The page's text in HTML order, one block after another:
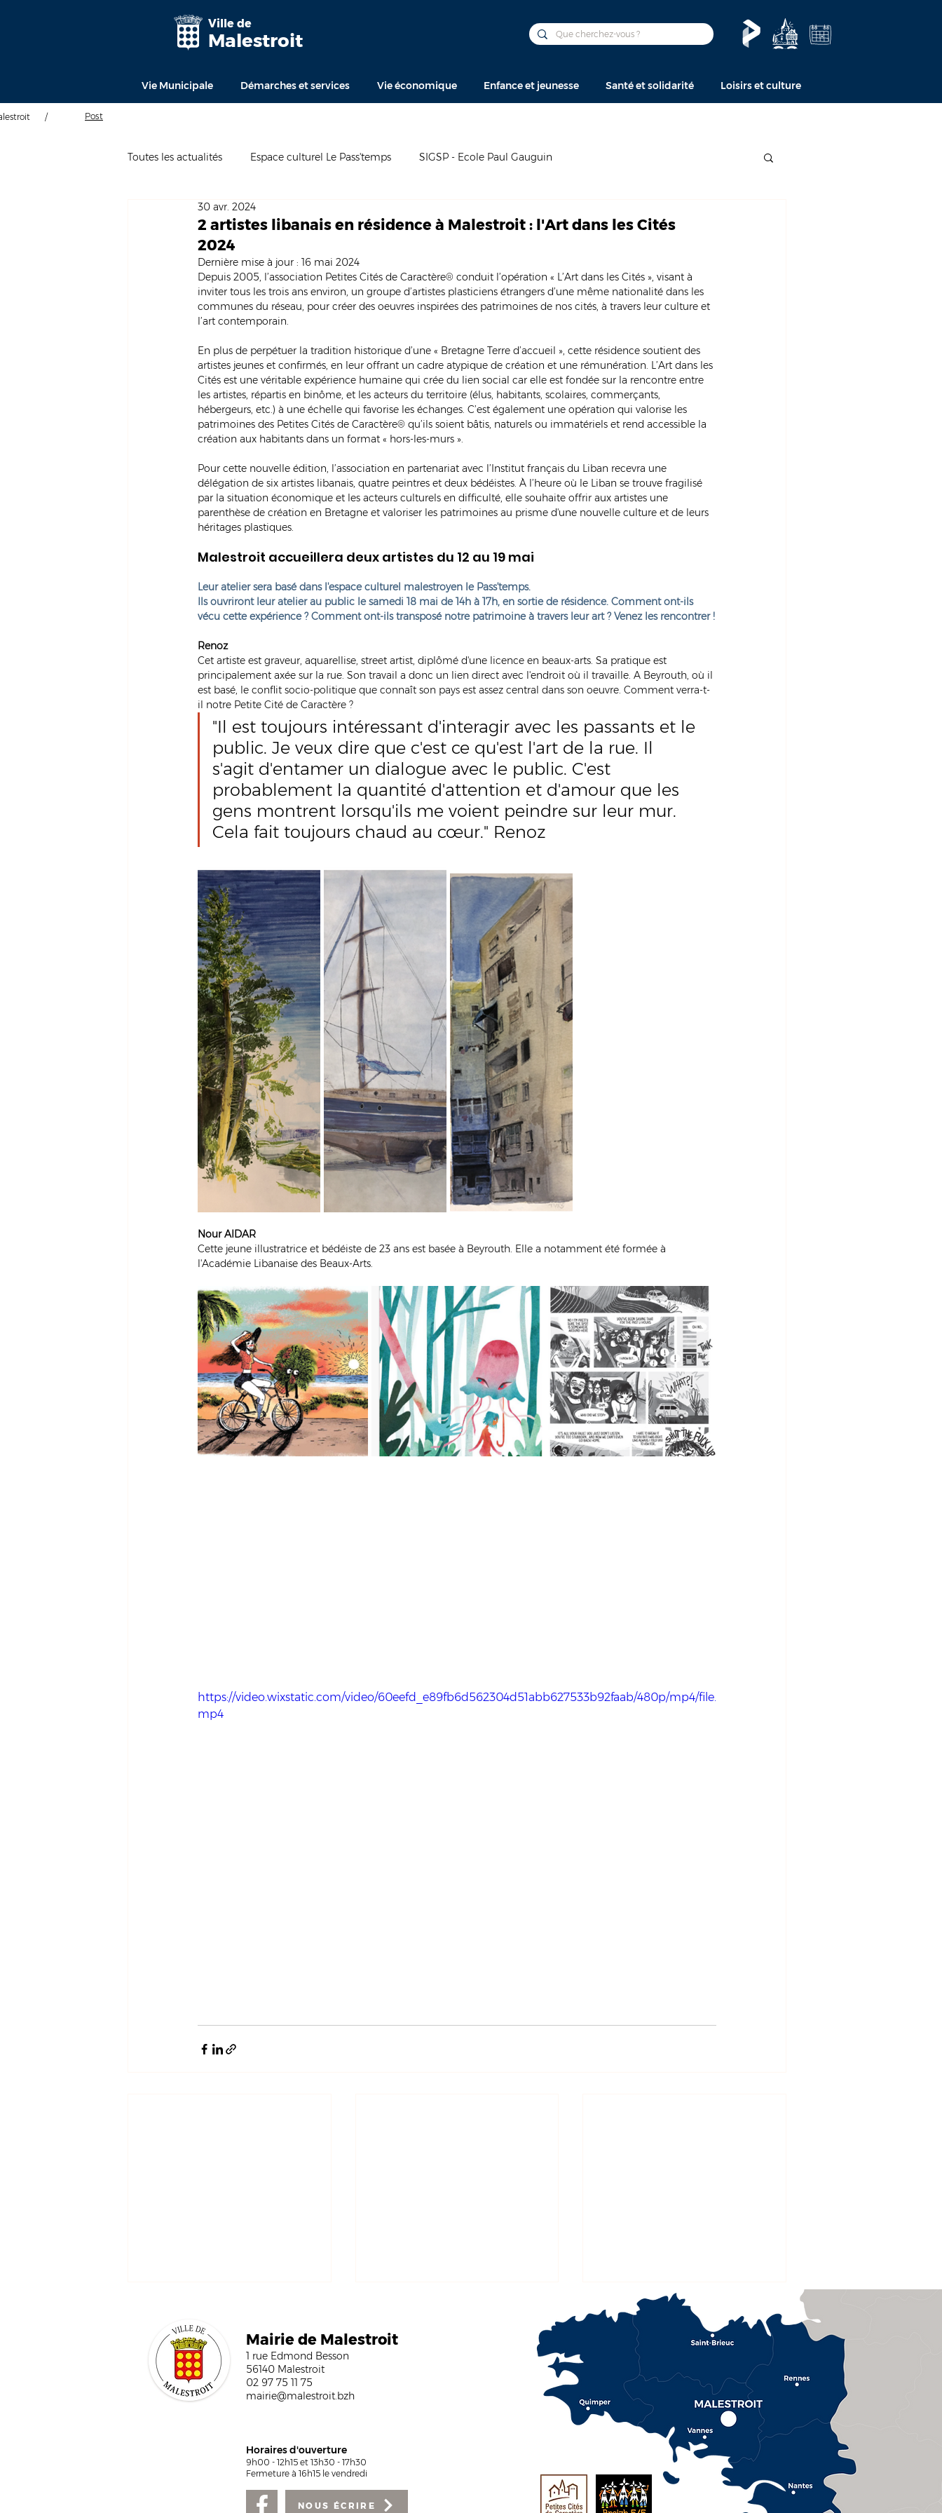
Ville de
Malestroit
Vie Municipale Démarches et services Vie économique Enfance et jeunesse Santé et solidarité Loisirs et culture
/ Post
Toutes les actualités Espace culturel Le Pass'temps SIGSP - Ecole Paul Gauguin
2 artistes libanais en résidence à Malestroit : l'Art dans les Cités
2024
30 avr. 2024
Dernière mise à jour : 16 mai 2024
Depuis 2005, l’association Petites Cités de Caractère® conduit l’opération « L’Art dans les Cités », visant à
inviter tous les trois ans environ, un groupe d’artistes plasticiens étrangers d’une même nationalité dans les
communes du réseau, pour créer des oeuvres inspirées des patrimoines de nos cités, à travers leur culture et
l’art contemporain.
En plus de perpétuer la tradition historique d’une « Bretagne Terre d’accueil », cette résidence soutient des
artistes jeunes et confirmés, en leur offrant un cadre atypique de création et une rémunération. L’Art dans les
Cités est une véritable expérience humaine qui crée du lien social car elle est fondée sur la rencontre entre
les artistes, répartis en binôme, et les acteurs du territoire (élus, habitants, scolaires, commerçants,
hébergeurs, etc.) à une échelle qui favorise les échanges. C’est également une opération qui valorise les
patrimoines des Petites Cités de Caractère® qu’ils soient bâtis, naturels ou immatériels et rend accessible la
création aux habitants dans un format « hors-les-murs ».
Pour cette nouvelle édition, l’association en partenariat avec l’Institut français du Liban recevra une
délégation de six artistes libanais, quatre peintres et deux bédéistes. À l’heure où le Liban se trouve fragilisé
par la situation économique et les acteurs culturels en difficulté, elle souhaite offrir aux artistes une
parenthèse de création en Bretagne et valoriser les patrimoines au prisme d'une nouvelle culture et de leurs
héritages plastiques.
Malestroit accueillera deux artistes du 12 au 19 mai
Leur atelier sera basé dans l'espace culturel malestroyen le Pass'temps.
Ils ouvriront leur atelier au public le samedi 18 mai de 14h à 17h, en sortie de résidence. Comment ont-ils
vécu cette expérience ? Comment ont-ils transposé notre patrimoine à travers leur art ? Venez les rencontrer !
Renoz
Cet artiste est graveur, aquarellise, street artist, diplômé d'une licence en beaux-arts. Sa pratique est
principalement axée sur la rue. Son travail a donc un lien direct avec l'endroit où il travaille. A Beyrouth, où il
est basé, le conflit socio-politique que connaît son pays est assez central dans son oeuvre. Comment verra-t-
il notre Petite Cité de Caractère ?
"Il est toujours intéressant d'interagir avec les passants et le
public. Je veux dire que c'est ce qu'est l'art de la rue. Il
s'agit d'entamer un dialogue avec le public. C'est
probablement la quantité d'attention et d'amour que les
gens montrent lorsqu'ils me voient peindre sur leur mur.
Cela fait toujours chaud au cœur." Renoz
Nour AIDAR
Cette jeune illustratrice et bédéiste de 23 ans est basée à Beyrouth. Elle a notamment été formée à
l'Académie Libanaise des Beaux-Arts.
https://video.wixstatic.com/video/60eefd_e89fb6d562304d51abb627533b92faab/480p/mp4/file.
mp4
Rénovation de l'Hôtel de
Ville : le chantier se
Mairie de Malestroit
1 rue Edmond Besson
56140 Malestroit
02 97 75 11 75
mairie@malestroit.bzh
Horaires d'ouverture
9h00 - 12h15 et 13h30 - 17h30
Fermeture à 16h15 le vendredi
NOUS ÉCRIRE